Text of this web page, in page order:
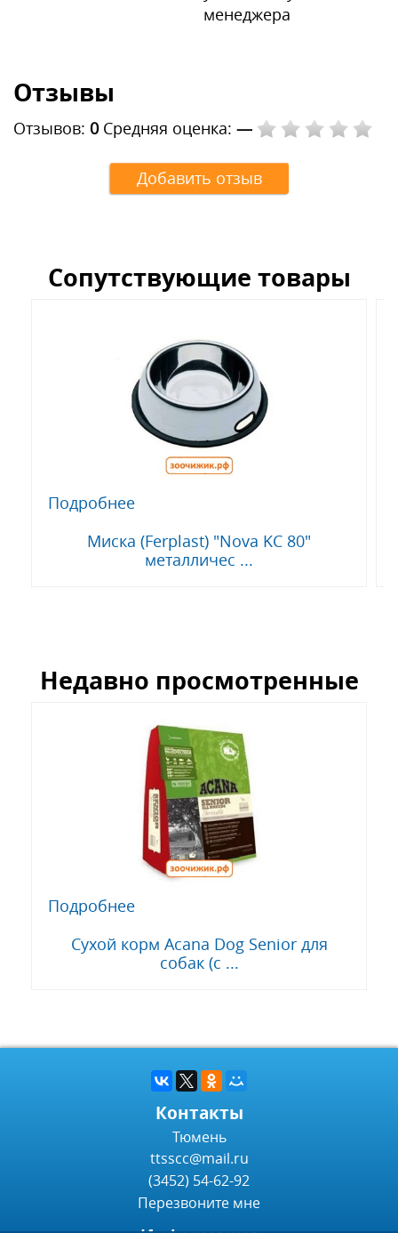
менеджера
Отзывы
Отзывов: 0 Средняя оценка: —
Добавить отзыв
Сопутствующие товары
Подробнее
Миска (Ferplast) "Nova KC 80"
металличес ...
Недавно просмотренные
Подробнее
Сухой корм Acana Dog Senior для
собак (с ...
Контакты
Тюмень
ttsscc@mail.ru
(3452) 54-62-92
Перезвоните мне